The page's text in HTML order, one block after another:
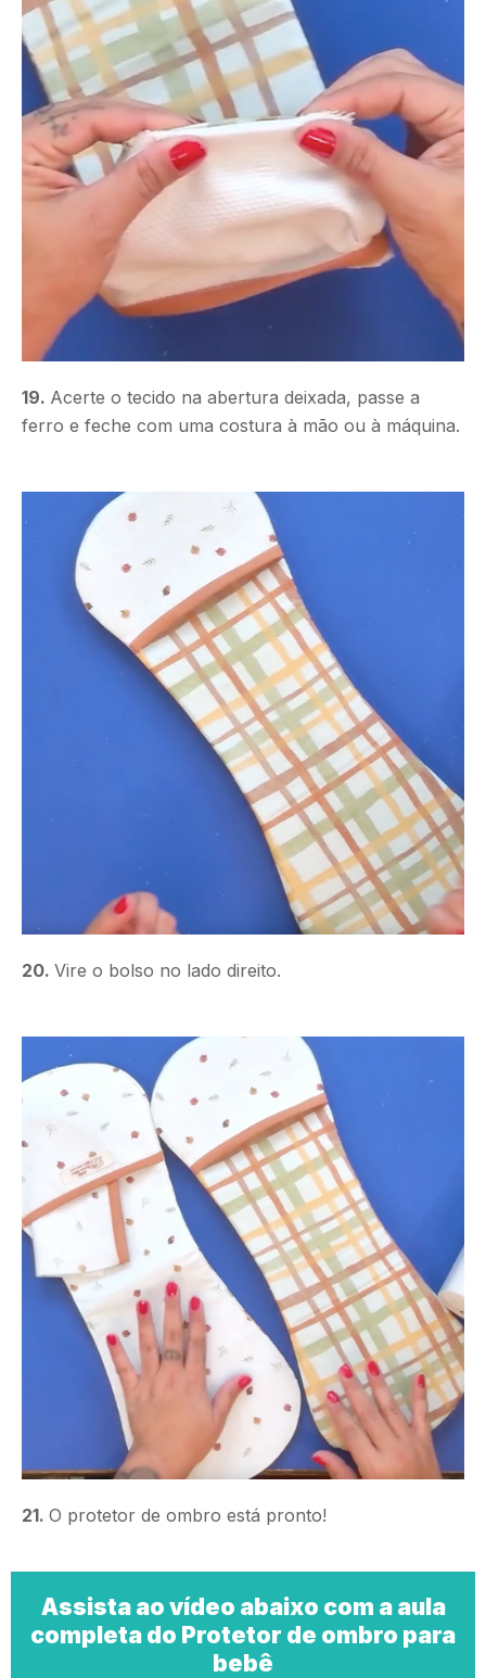
19. Acerte o tecido na abertura deixada, passe a
ferro e feche com uma costura à mão ou à máquina.
20. Vire o bolso no lado direito.
21. O protetor de ombro está pronto!
Assista ao vídeo abaixo com a aula
completa do Protetor de ombro para
bebê